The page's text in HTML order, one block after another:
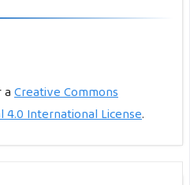
a Creative Commons
4.0 International License.